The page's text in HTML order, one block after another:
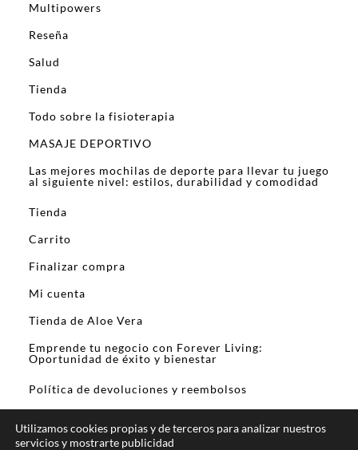
Multipowers
Reseña
Salud
Tienda
Todo sobre la fisioterapia
MASAJE DEPORTIVO
Las mejores mochilas de deporte para llevar tu juego
al siguiente nivel: estilos, durabilidad y comodidad
Tienda
Carrito
Finalizar compra
Mi cuenta
Tienda de Aloe Vera
Emprende tu negocio con Forever Living:
Oportunidad de éxito y bienestar
Política de devoluciones y reembolsos
Utilizamos cookies propias y de terceros para analizar nuestros
servicios y mostrarte publicidad